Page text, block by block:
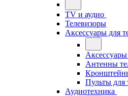
TV и аудио
Телевизоры
Аксессуары для
Аксессуары
Антенны
Пульты для
Аудиотехника